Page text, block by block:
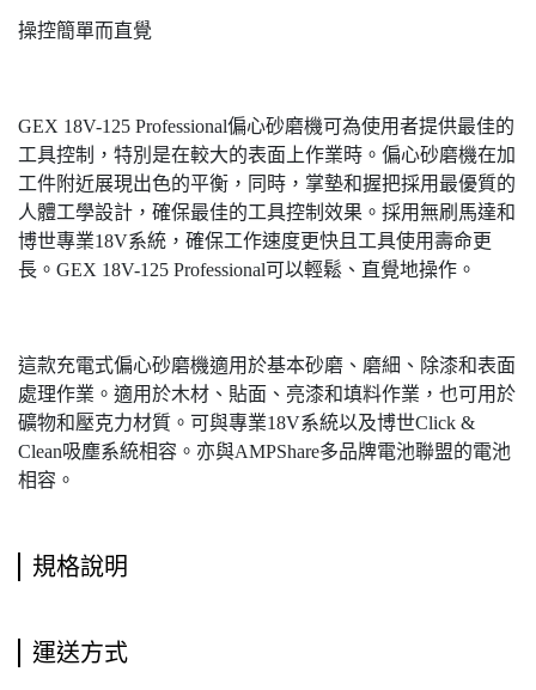
操控簡單而直覺
GEX 18V-125 Professional偏心砂磨機可為使用者提供最佳的
工具控制，特別是在較大的表面上作業時。偏心砂磨機在加
工件附近展現出色的平衡，同時，掌墊和握把採用最優質的
人體工學設計，確保最佳的工具控制效果。採用無刷馬達和
博世專業18V系統，確保工作速度更快且工具使用壽命更
長。GEX 18V-125 Professional可以輕鬆、直覺地操作。
這款充電式偏心砂磨機適用於基本砂磨、磨細、除漆和表面
處理作業。適用於木材、貼面、亮漆和填料作業，也可用於
礦物和壓克力材質。可與專業18V系統以及博世Click &
Clean吸塵系統相容。亦與AMPShare多品牌電池聯盟的電池
相容。
規格說明
運送方式